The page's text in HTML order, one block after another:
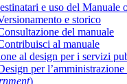
e uso del Manuale
e storico
del manuale
al manuale
al design per i servizi
per
)